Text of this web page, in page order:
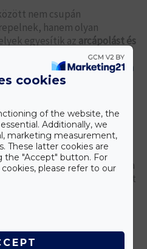
nem csupán
hanem olyan
egyesítik az arcápolást és
Caola Hello Summer
Ellen SPF 50+és aCaola
Arckrém SPF 50+
bőr tónusának
megelőzésében,
védelmet nyújtanak.
jelentenek mindennapi
külön naptejet az arcra
a hagyományos arckrémet
1-ben formulában.
meg, és biztos lehetsz
kap hidratálást, táplálást és
ellen.
cookies
of the website, the
Additionally, we
marketing measurement,
These latter cookies are
the "Accept" button. For
please refer to our